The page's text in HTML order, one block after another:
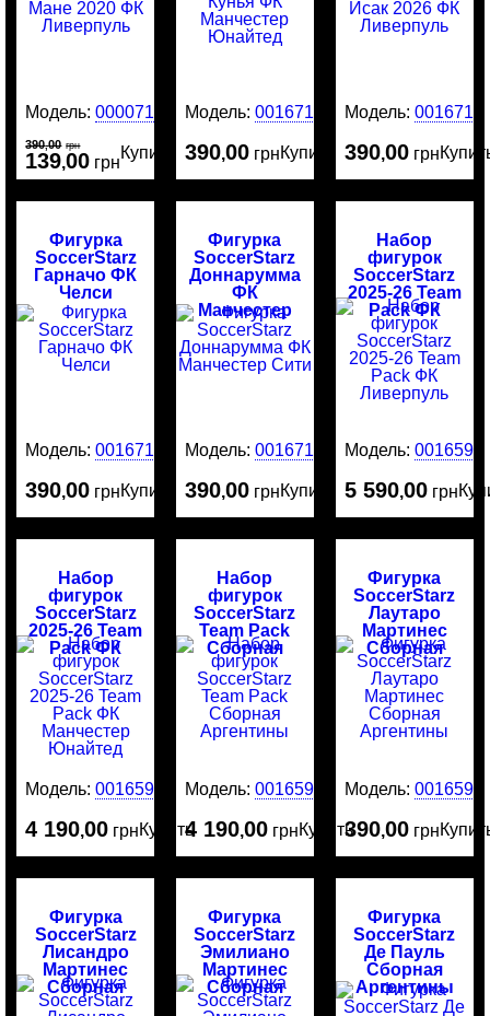
Модель:00007184
390,00 грн
139,00 грн
Купить
Модель:0016717
390,00 грнКупить
Модель: 0016716
390,00 грн
Фигурка
SoccerStarz
Гарначо ФК
Челси
Модель:0016715
390,00 грнКупить
Фигурка
SoccerStarz
Доннарумма
ФК
Манчестер
Сити
Модель:0016714
390,00 грнКупить
Набор
фигурок
SoccerStarz
2025-26 Team
Pack ФК
Ливерпуль
Модель: 0016595
5 590,00 грн
Набор
фигурок
SoccerStarz
2025-26 Team
Pack ФК
Манчестер
Юнайтед
Модель:0016594
4 190,00 грнКупить
Набор
фигурок
SoccerStarz
Team Pack
Сборная
Аргентины
Модель:0016593
4 190,00 грнКупить
Фигурка
SoccerStarz
Лаутаро
Мартинес
Сборная
Аргентины
Модель: 0016592
390,00 грн
Фигурка
SoccerStarz
Лисандро
Мартинес
Сборная
Аргентины
Фигурка
SoccerStarz
Эмилиано
Мартинес
Сборная
Аргентины
Фигурка
SoccerStarz
Де Пауль
Сборная
Аргентины